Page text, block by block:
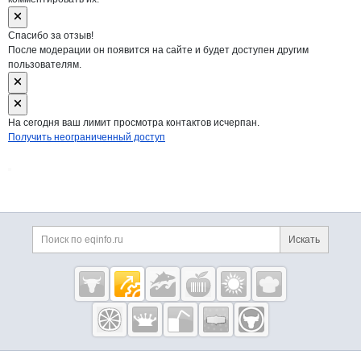
Спасибо за отзыв!
После модерации он появится на сайте и будет доступен другим
пользователям.
На сегодня ваш лимит просмотра контактов исчерпан.
Получить неограниченный доступ
Дополнительная информация
Поиск по сайту и
Искать
Cсылки на полезные проекты
Eqinfo.ru —
пищевое
оборудование
и упаковка